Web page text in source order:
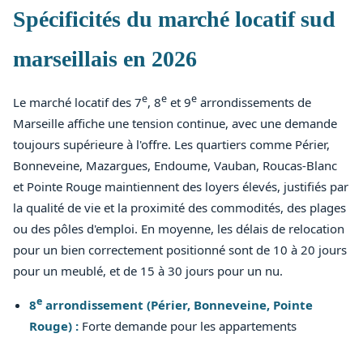
Spécificités du marché locatif sud
marseillais en 2026
Le marché locatif des 7e, 8e et 9e arrondissements de
Marseille affiche une tension continue, avec une demande
toujours supérieure à l'offre. Les quartiers comme Périer,
Bonneveine, Mazargues, Endoume, Vauban, Roucas-Blanc
et Pointe Rouge maintiennent des loyers élevés, justifiés par
la qualité de vie et la proximité des commodités, des plages
ou des pôles d'emploi. En moyenne, les délais de relocation
pour un bien correctement positionné sont de 10 à 20 jours
pour un meublé, et de 15 à 30 jours pour un nu.
8e arrondissement (Périer, Bonneveine, Pointe
Rouge) : Forte demande pour les appartements